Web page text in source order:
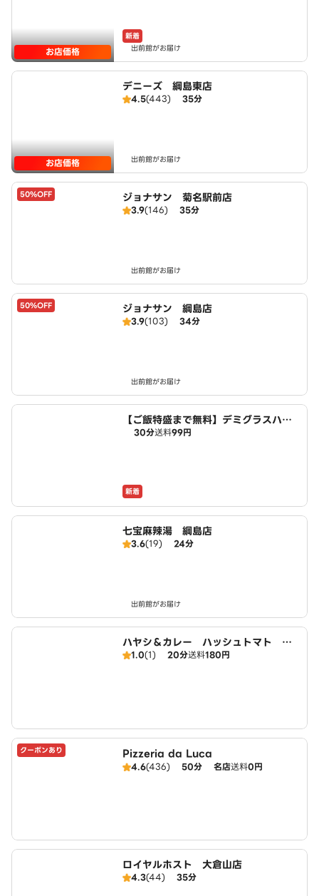
お店価格
新着
出前館がお届け
お店価格
デニーズ 綱島東店
4.5(443) 35分
出前館がお届け
50%OFF ジョナサン 菊名駅前店
3.9(146) 35分
出前館がお届け
50%OFF ジョナサン 綱島店
3.9(103) 34分
出前館がお届け
【ご飯特盛まで無料】デミグラスハン
バーグのお店 デミたま 港北区店
30分送料99円
新着
七宝麻辣湯 綱島店
3.6(19) 24分
出前館がお届け
ハヤシ＆カレー ハッシュトマト 綱
島店
1.0(1) 20分送料180円
クーポンあり Pizzeria da Luca
4.6(436) 50分 名店送料0円
ロイヤルホスト 大倉山店
4.3(44) 35分